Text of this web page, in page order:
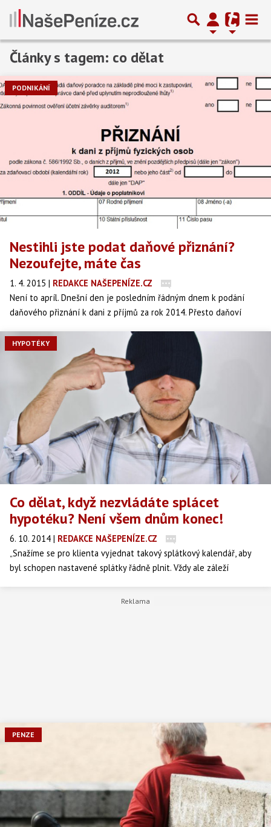
Články s tagem: co dělat
PODNIKÁNÍ
Nestihli jste podat daňové přiznání?
Nezoufejte, máte čas
1. 4. 2015 | REDAKCE NAŠEPENÍZE.CZ
Není to apríl. Dnešní den je posledním řádným dnem k podání
daňového přiznání k dani z příjmů za rok 2014. Přesto daňoví
HYPOTÉKY
Co dělat, když nezvládáte splácet
hypotéku? Není všem dnům konec!
6. 10. 2014 | REDAKCE NAŠEPENÍZE.CZ
„Snažíme se pro klienta vyjednat takový splátkový kalendář, aby
byl schopen nastavené splátky řádně plnit. Vždy ale záleží
opravdu upřímnou snahu situaci řešit,“ říká Stanislav Skalický,
PENZE